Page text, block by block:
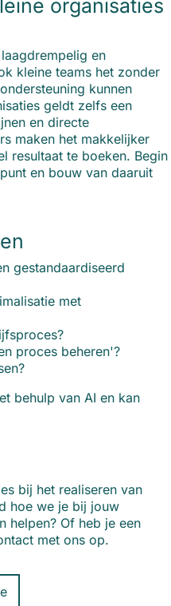
organisaties
en
kleine teams het zonder
kunnen
geldt zelfs een
en directe
maken het makkelijker
resultaat te boeken. Begin
en bouw van daaruit
gestandaardiseerd
met
proces beheren'?
behulp van AI en kan
bij het realiseren van
hoe we je bij jouw
helpen? Of heb je een
met ons op.